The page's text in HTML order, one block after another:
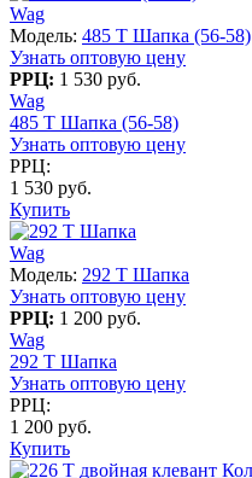
Wag
Модель: 485 T Шапка (56-58)
Узнать оптовую цену
РРЦ: 1 530 руб.
Wag
485 T Шапка (56-58)
Узнать оптовую цену
РРЦ:
1 530 руб.
Купить
Wag
Модель: 292 T Шапка
Узнать оптовую цену
РРЦ: 1 200 руб.
Wag
292 T Шапка
Узнать оптовую цену
РРЦ:
1 200 руб.
Купить